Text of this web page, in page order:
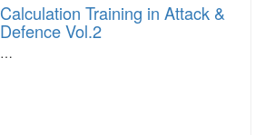
Calculation Training in Attack &
Defence Vol.2
…